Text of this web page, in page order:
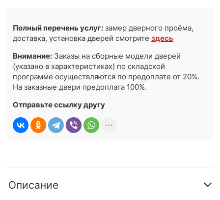
Полный перечень услуг: замер дверного проёма,
доставка, установка дверей смотритездесь
Внимание: Заказы на сборные модели дверей
(указано в характеристиках) по складской
программе осуществляются по предоплате от 20%.
На заказные двери предоплата 100%.
Отправьте ссылку другу
Описание